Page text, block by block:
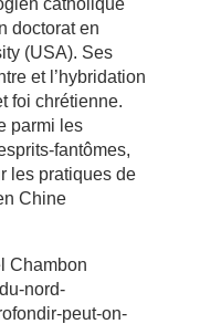
catholique
doctorat en
(USA). Ses
et l’hybridation
foi chrétienne.
parmi les
fantômes,
les pratiques de
Chine
Chambon
nord-
peut-on-